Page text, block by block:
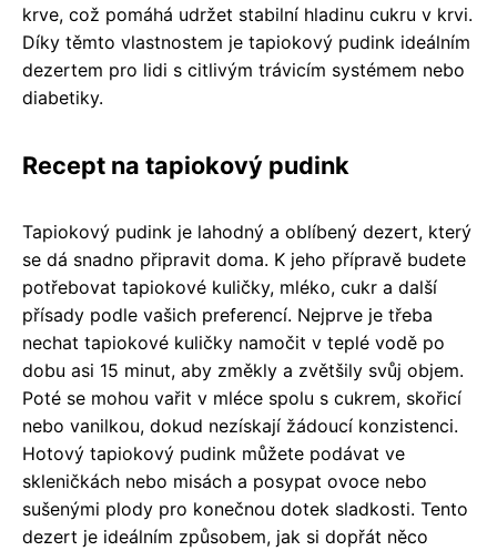
krve, což pomáhá udržet stabilní hladinu cukru v krvi.
Díky těmto vlastnostem je tapiokový pudink ideálním
dezertem pro lidi s citlivým trávicím systémem nebo
diabetiky.
Recept na tapiokový pudink
Tapiokový pudink je lahodný a oblíbený dezert, který
se dá snadno připravit doma. K jeho přípravě budete
potřebovat tapiokové kuličky, mléko, cukr a další
přísady podle vašich preferencí. Nejprve je třeba
nechat tapiokové kuličky namočit v teplé vodě po
dobu asi 15 minut, aby změkly a zvětšily svůj objem.
Poté se mohou vařit v mléce spolu s cukrem, skořicí
nebo vanilkou, dokud nezískají žádoucí konzistenci.
Hotový tapiokový pudink můžete podávat ve
skleničkách nebo misách a posypat ovoce nebo
sušenými plody pro konečnou dotek sladkosti. Tento
dezert je ideálním způsobem, jak si dopřát něco